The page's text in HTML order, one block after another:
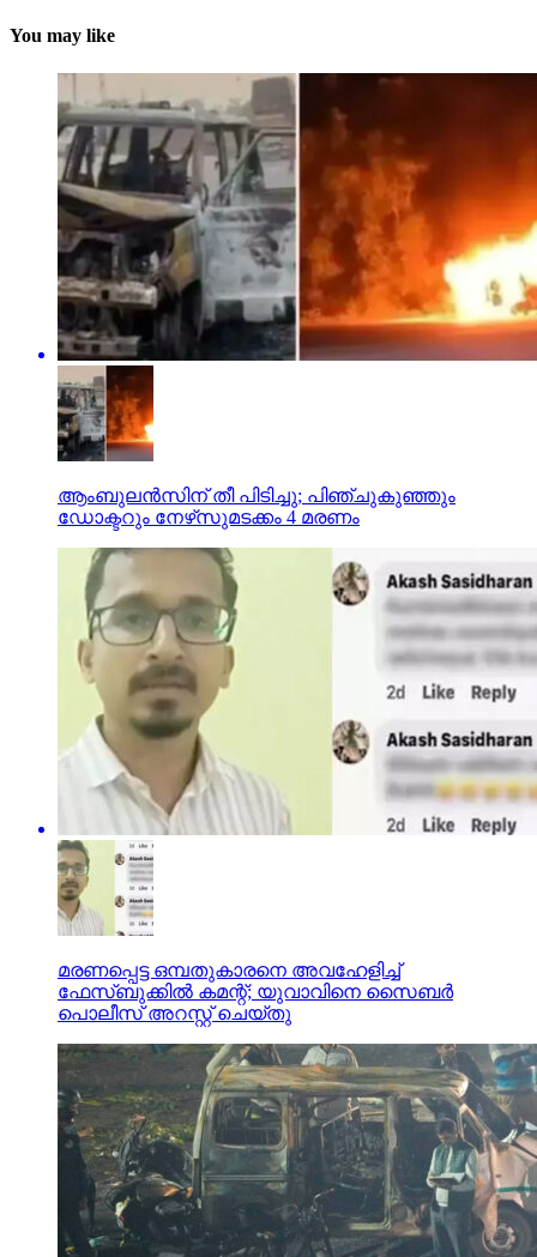
You may like
ആംബുലന്‍സിന് തീ പിടിച്ചു; പിഞ്ചുകുഞ്ഞും
ഡോക്ടറും നേഴ്‌സുമടക്കം 4 മരണം
മരണപ്പെട്ട ഒമ്പതുകാരനെ അവഹേളിച്ച്
ഫേസ്ബുക്കില്‍ കമന്റ്; യുവാവിനെ സൈബര്‍
പൊലീസ് അറസ്റ്റ് ചെയ്തു